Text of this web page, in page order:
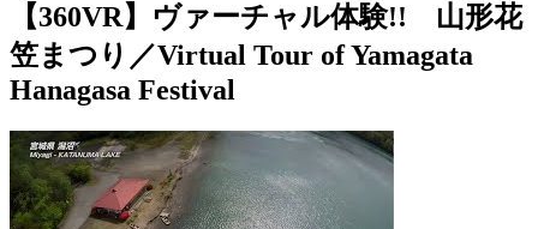
【360VR】ヴァーチャル体験!! 山形花
笠まつり／Virtual Tour of Yamagata
Hanagasa Festival